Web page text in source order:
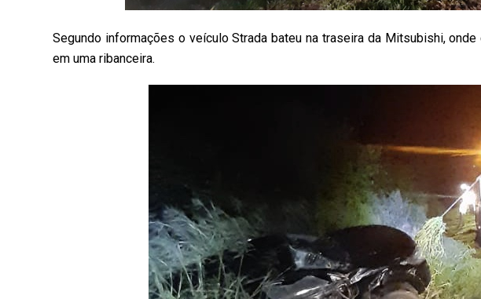
Segundo informações o veículo Strada bateu na traseira da Mitsubishi,
em uma ribanceira.